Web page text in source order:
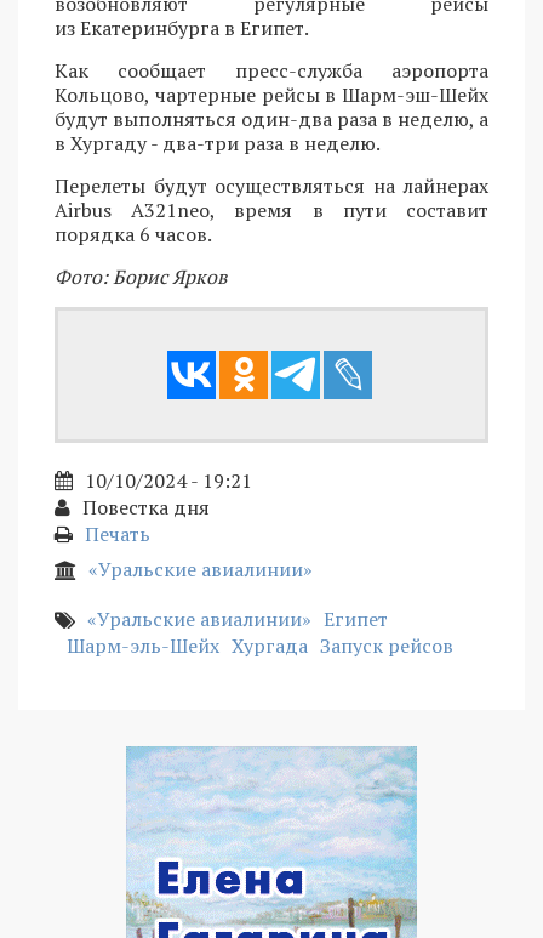
из Екатеринбурга в Египет.
Как сообщает пресс-служба аэропорта
Кольцово, чартерные рейсы в Шарм-эш-Шейх
будут выполняться один-два раза в неделю, а
в Хургаду - два-три раза в неделю.
Перелеты будут осуществляться на лайнерах
Airbus A321neo, время в пути составит
порядка 6 часов.
Фото: Борис Ярков
10/10/2024 - 19:21
Повестка дня
Печать
«Уральские авиалинии»
«Уральские авиалинии» Египет
Шарм-эль-Шейх Хургада Запуск рейсов